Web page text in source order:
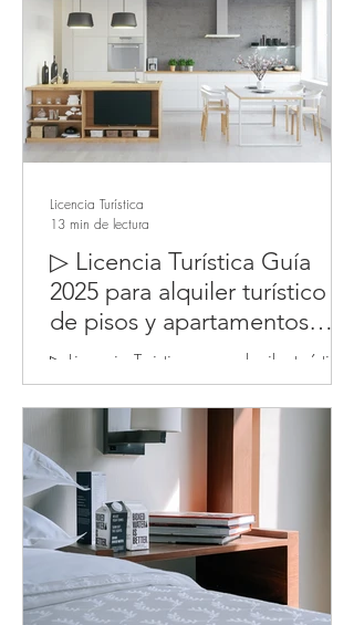
▷ Licencia Turística Guía
2025 para alquiler turístico
de pisos y apartamentos
turísticos en Madrid y
Alquiler de Corta Duración
▷ Licencia Turistica para alquiler turístico
de viviendas, pisos y apartamentos
turísticos en Madrid Guía Completa
2025 ✓ INTRODUCCIÓN:...
Licencia Turística
13 min de lectura